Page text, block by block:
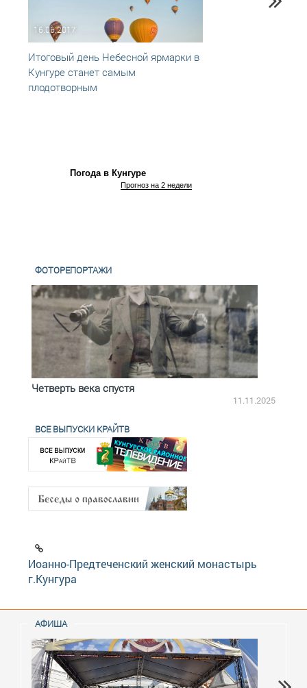
16.06.2017
Итоговый день Небесной ярмарки в
Кунгуре станет самым
плодотворным
Погода в Кунгуре
Прогноз на 2 недели
ФОТОРЕПОРТАЖИ
Четверть века спустя
11.11.2025
ВСЕ ВЫПУСКИ КРАЙТВ
Иоанно-Предтеченский женский монастырь
г.Кунгура
АФИША